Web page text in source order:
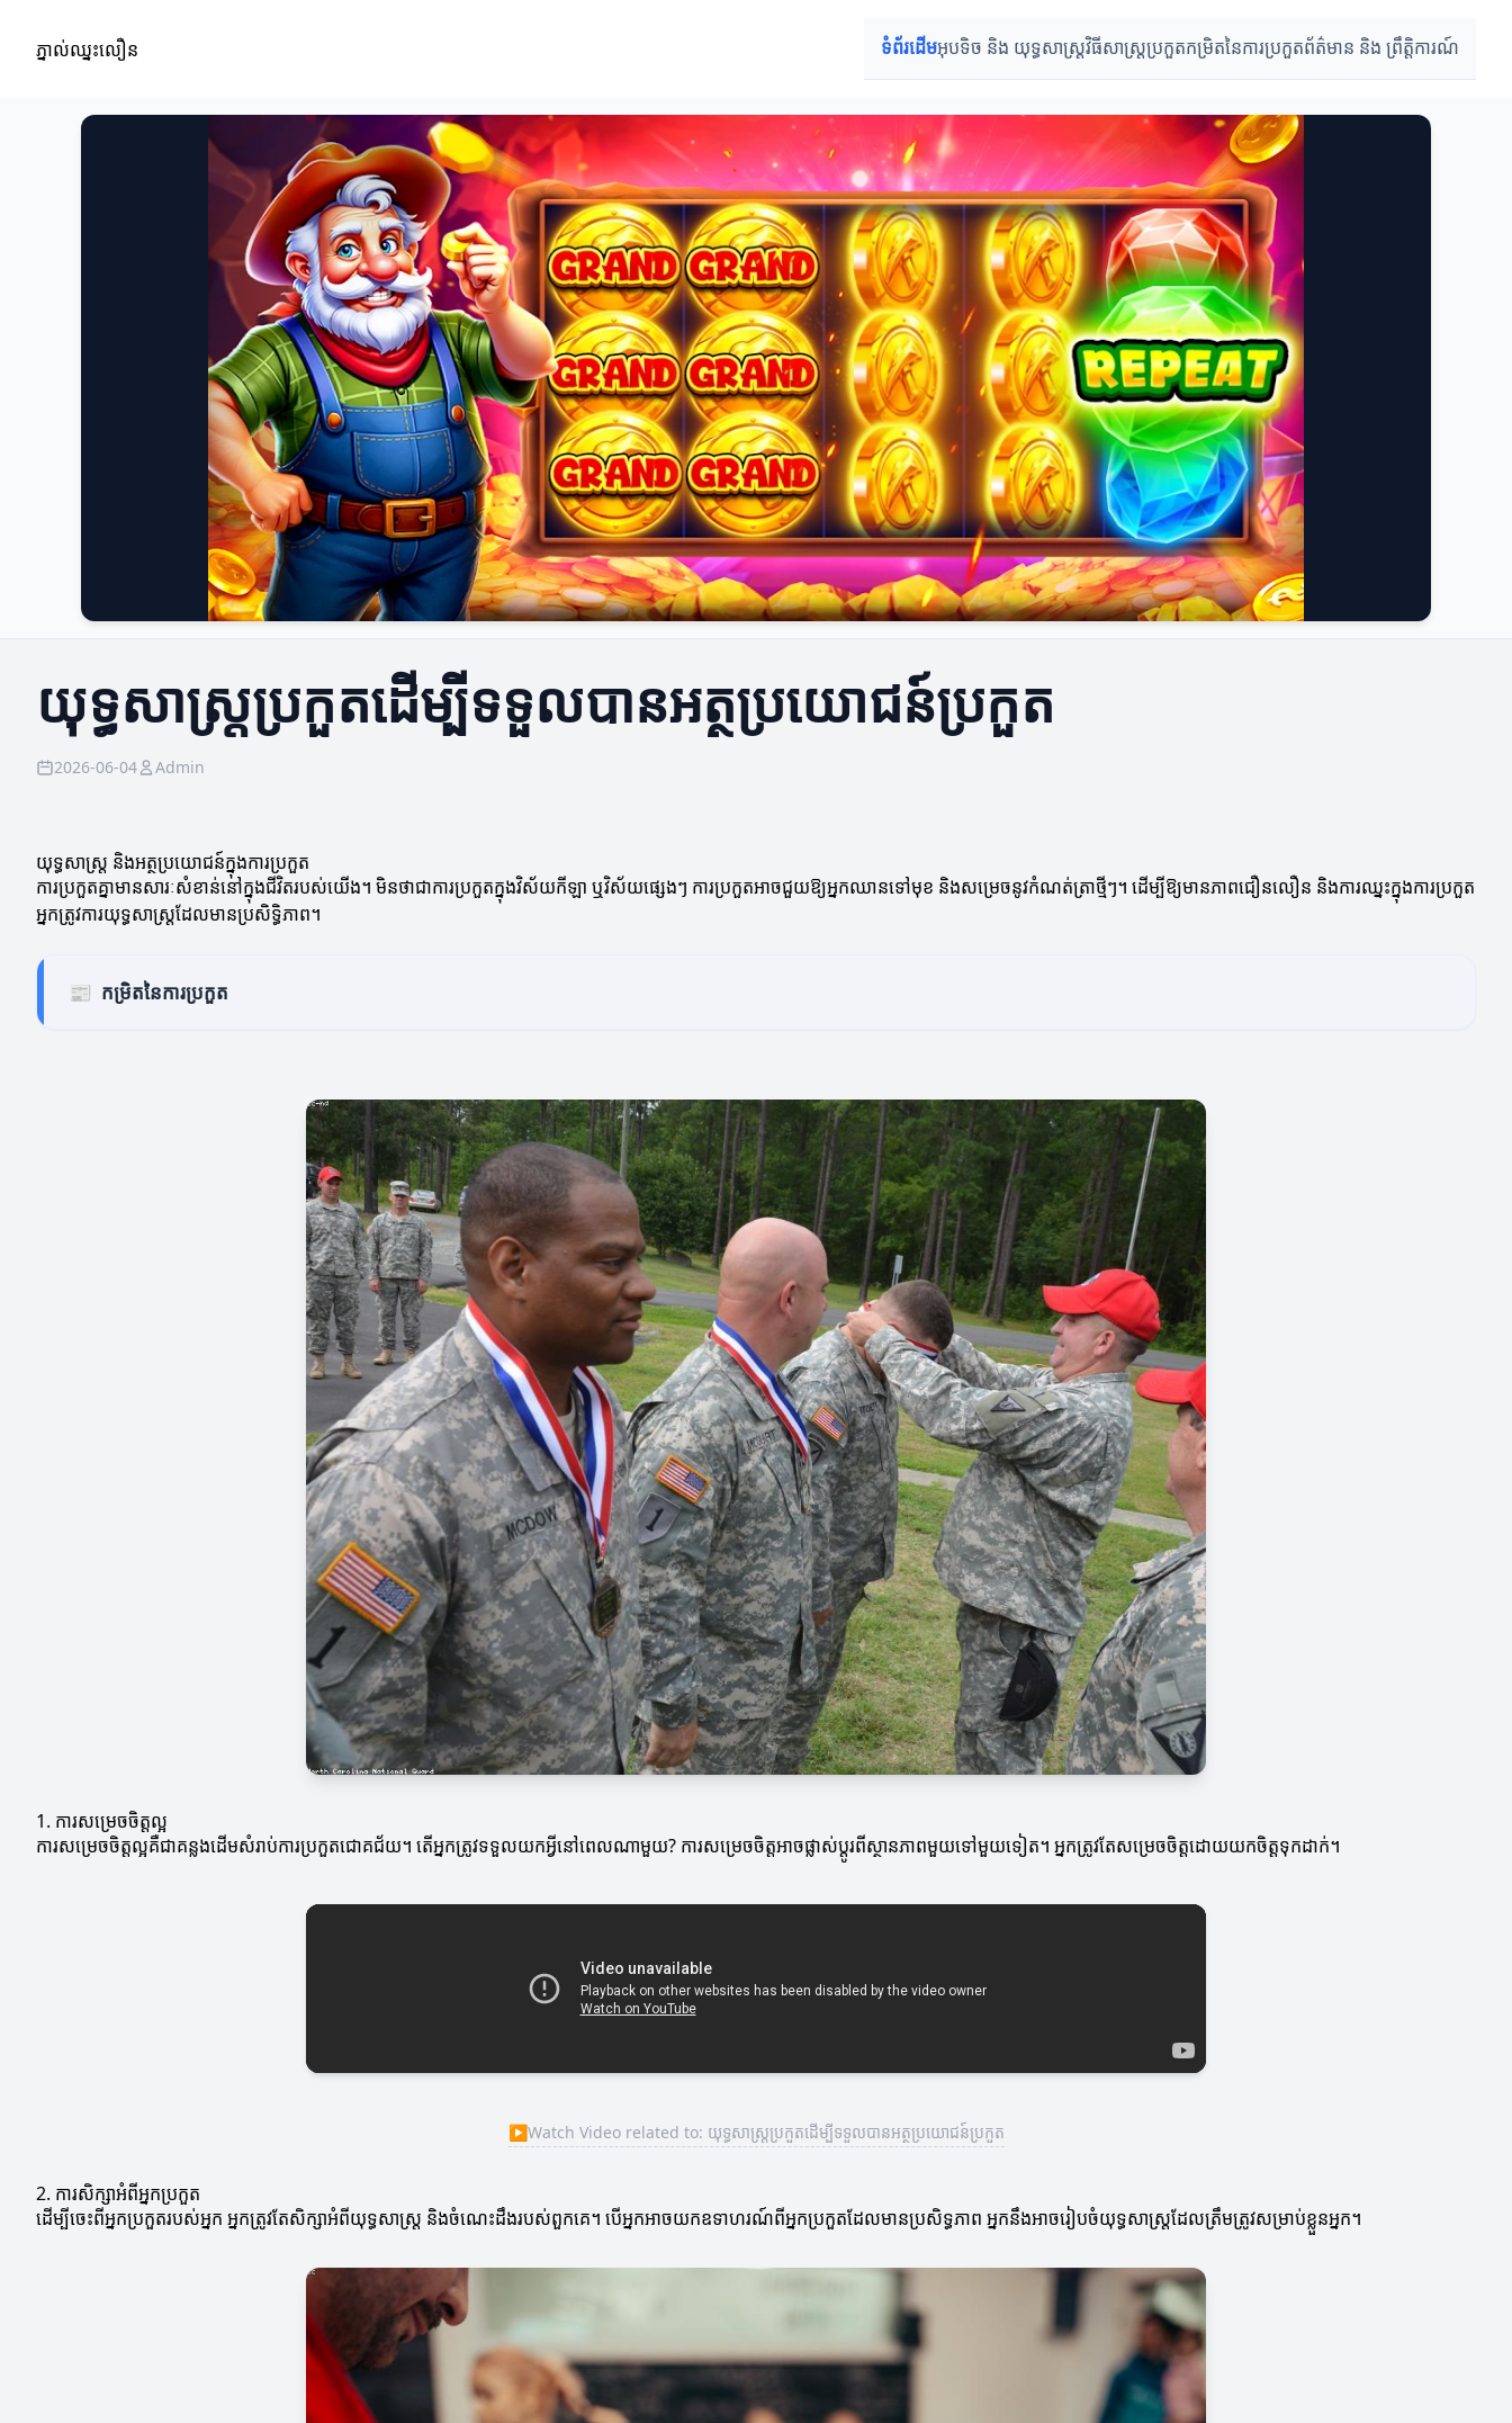
ភ្នាល់ឈ្នះលឿន ទំព័រដើមអុបទិច និង យុទ្ធសាស្ត្រវិធីសាស្ត្រប្រកួតកម្រិតនៃការប្រកួតព័ត៌មាន និង ព្រឹត្តិការណ៍
យុទ្ធសាស្ត្រប្រកួតដើម្បីទទួលបានអត្ថប្រយោជន៍ប្រកួត
2026-06-04 Admin
យុទ្ធសាស្ត្រ និងអត្ថប្រយោជន៍ក្នុងការប្រកួត
ការប្រកួតគ្នាមានសារៈសំខាន់នៅក្នុងជីវិតរបស់យើង។ មិនថាជាការប្រកួតក្នុងវិស័យកីឡា ឬវិស័យផ្សេងៗ ការប្រកួតអាចជួយឱ្យអ្នកឈានទៅមុខ និងសម្រេចនូវកំណត់ត្រាថ្មីៗ។ ដើម្បីឱ្យមានភាពជឿនលឿន និងការឈ្នះក្នុងការប្រកួត
អ្នកត្រូវការយុទ្ធសាស្ត្រដែលមានប្រសិទ្ធិភាព។
📰 កម្រិតនៃការប្រកួត
1. ការសម្រេចចិត្តល្អ
ការសម្រេចចិត្តល្អគឺជាគន្លងដើមសំរាប់ការប្រកួតជោគជ័យ។ តើអ្នកត្រូវទទួលយកអ្វីនៅពេលណាមួយ? ការសម្រេចចិត្តអាចផ្លាស់ប្តូរពីស្ថានភាពមួយទៅមួយទៀត។ អ្នកត្រូវតែសម្រេចចិត្តដោយយកចិត្តទុកដាក់។
▶Watch Video related to: យុទ្ធសាស្ត្រប្រកួតដើម្បីទទួលបានអត្ថប្រយោជន៍ប្រកួត
2. ការសិក្សាអំពីអ្នកប្រកួត
ដើម្បីចេះពីអ្នកប្រកួតរបស់អ្នក អ្នកត្រូវតែសិក្សាអំពីយុទ្ធសាស្ត្រ និងចំណេះដឹងរបស់ពួកគេ។ បើអ្នកអាចយកឧទាហរណ៍ពីអ្នកប្រកួតដែលមានប្រសិទ្ធភាព អ្នកនឹងអាចរៀបចំយុទ្ធសាស្ត្រដែលត្រឹមត្រូវសម្រាប់ខ្លួនអ្នក។